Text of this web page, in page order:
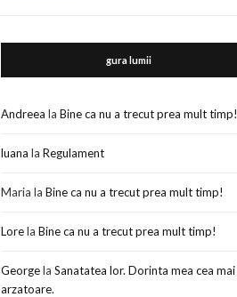
gura lumii
Andreea laBine ca nu a trecut prea mult timp!
luana laRegulament
Maria laBine ca nu a trecut prea mult timp!
LorelaBine ca nu a trecut prea mult timp!
GeorgelaSanatatea lor. Dorinta mea cea mai
arzatoare.